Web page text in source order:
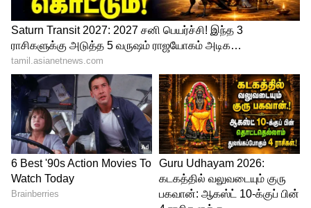
அதன் அடிப்படையில், தொடர்ச்சியாக
ஆறாவது ஆண்டாக 1வது இடத்தில்
ஃபின்லாந்து, 2வது இடத்தில் டென்மார்க
மற்றும் 3வது இடத்தில் ஐஸ்லாந்து ஆகிய
நாடுகள் உள்ளன. 5வது இடத்தில் இருந்த
இஸ்ரேல் ஒரு படி முன்னேறி 4வது இடத்தை
பிடித்துள்ளது. முதல் 10 இடங்களிலும்